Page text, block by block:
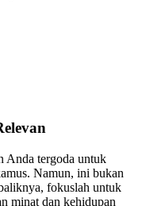
Anda tergoda untuk
Namun, ini bukan
fokuslah untuk
minat dan kehidupan